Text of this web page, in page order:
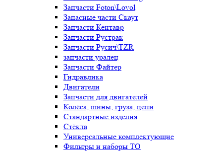
Запчасти Foton\Lovol
Запасные части Скаут
Запчасти Кентавр
Запчасти Рустрак
Запчасти Русич\TZR
запчасти уралец
Запчасти Файтер
Гидравлика
Двигатели
Запчасти для двигателей
Колёса, шины, груза, цепи
Стандартные изделия
Стёкла
Универсальные комплектующие
Фильтры и наборы ТО